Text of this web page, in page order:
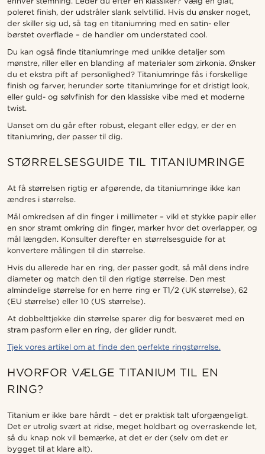
poleret finish, der udstråler slank selvtillid. Hvis du ønsker noget,
der skiller sig ud, så tag en titaniumring med en satin- eller
børstet overflade – de handler om understated cool.
Du kan også finde titaniumringe med unikke detaljer som
mønstre, riller eller en blanding af materialer som zirkonia. Ønsker
du et ekstra pift af personlighed? Titaniumringe fås i forskellige
finish og farver, herunder sorte titaniumringe for et dristigt look,
eller guld- og sølvfinish for den klassiske vibe med et moderne
twist.
Uanset om du går efter robust, elegant eller edgy, er der en
titaniumring, der passer til dig.
STØRRELSESGUIDE TIL TITANIUMRINGE
At få størrelsen rigtig er afgørende, da titaniumringe ikke kan
ændres i størrelse.
Mål omkredsen af din finger i millimeter – vikl et stykke papir eller
en snor stramt omkring din finger, marker hvor det overlapper, og
mål længden. Konsulter derefter en størrelsesguide for at
konvertere målingen til din størrelse.
Hvis du allerede har en ring, der passer godt, så mål dens indre
diameter og match den til den rigtige størrelse. Den mest
almindelige størrelse for en herre ring er T1/2 (UK størrelse), 62
(EU størrelse) eller 10 (US størrelse).
At dobbelttjekke din størrelse sparer dig for besværet med en
stram pasform eller en ring, der glider rundt.
Tjek vores artikel om at finde den perfekte ringstørrelse.
HVORFOR VÆLGE TITANIUM TIL EN
RING?
Titanium er ikke bare hårdt – det er praktisk talt uforgængeligt.
Det er utrolig svært at ridse, meget holdbart og overraskende let,
så du knap nok vil bemærke, at det er der (selv om det er
bygget til at klare alt).